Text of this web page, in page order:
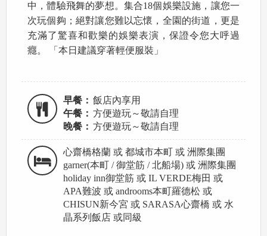
中，體驗飛舞的夢想。集合18個娛樂設施，讓您一
次玩個夠；絕對讓您難以忘懷，全園的街道，更是
充滿了驚喜和歡樂的娛樂表演，保證令您大呼過
癮。 「本日建議穿著輕便服裝」
早餐： 飯店內享用
午餐： 方便遊玩～敬請自理
晚餐： 方便遊玩～敬請自理
心齋橋格蘭 或 都城市本町 或 洲際集團
garner(本町 / 御堂筋 / 北船場) 或 洲際集團
holiday inn御堂筋 或 IL VERDE梅田 或
APA難波 或 androoms本町羅德松 或
CHISUN新今宮 或 SARASA心齋橋 或 水
晶系列飯店 或同級